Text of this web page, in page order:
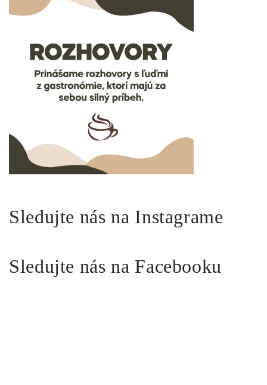
Sledujte nás na Instagrame
Sledujte nás na Facebooku